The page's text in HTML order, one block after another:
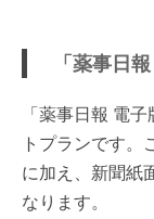
「薬事日
「薬事日報 電
トプランです。
に加え、新聞紙
なります。